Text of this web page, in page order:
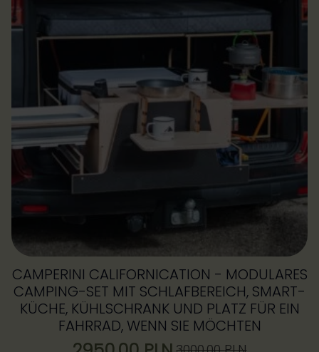
Die
Produktseite
gewählt
CAMPERINI CALIFORNICATION - MODULARES
CAMPING-SET MIT SCHLAFBEREICH, SMART-
KÜCHE, KÜHLSCHRANK UND PLATZ FÜR EIN
FAHRRAD, WENN SIE MÖCHTEN